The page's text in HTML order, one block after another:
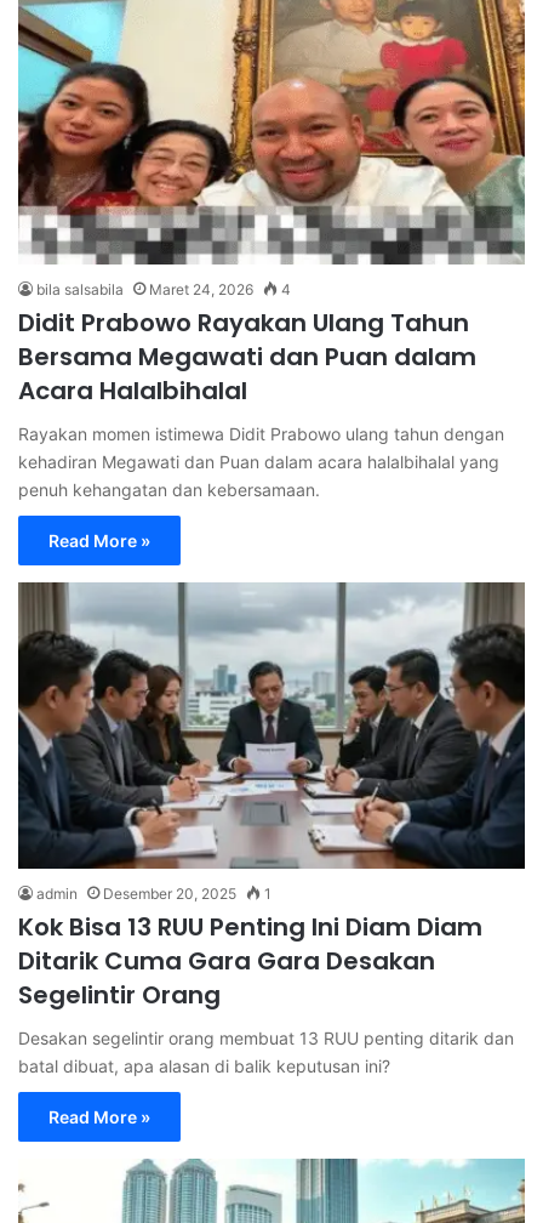
bila salsabila Maret 24, 2026 4
Didit Prabowo Rayakan Ulang Tahun
Bersama Megawati dan Puan dalam
Acara Halalbihalal
Rayakan momen istimewa Didit Prabowo ulang tahun dengan
kehadiran Megawati dan Puan dalam acara halalbihalal yang
penuh kehangatan dan kebersamaan.
Read More »
admin Desember 20, 2025 1
Kok Bisa 13 RUU Penting Ini Diam Diam
Ditarik Cuma Gara Gara Desakan
Segelintir Orang
Desakan segelintir orang membuat 13 RUU penting ditarik dan
batal dibuat, apa alasan di balik keputusan ini?
Read More »